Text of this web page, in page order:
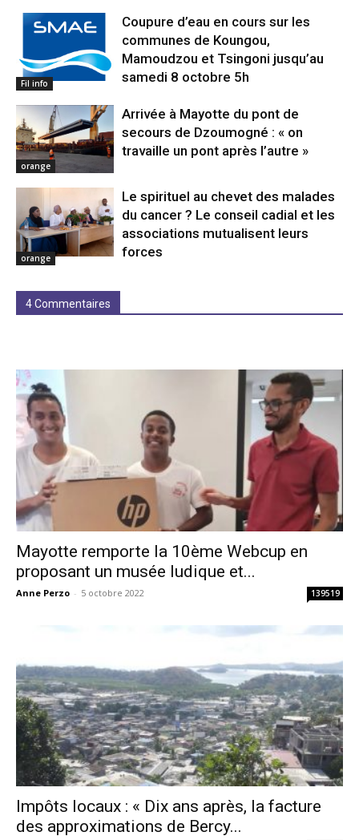
Fil info
Coupure d’eau en cours sur les
communes de Koungou,
Mamoudzou et Tsingoni jusqu’au
samedi 8 octobre 5h
orange
Arrivée à Mayotte du pont de
secours de Dzoumogné : « on
travaille un pont après l’autre »
orange
Le spirituel au chevet des malades
du cancer ? Le conseil cadial et les
associations mutualisent leurs
forces
4 Commentaires
Mayotte remporte la 10ème Webcup en
proposant un musée ludique et...
Anne Perzo - 5 octobre 2022 139519
Impôts locaux : « Dix ans après, la facture
des approximations de Bercy...